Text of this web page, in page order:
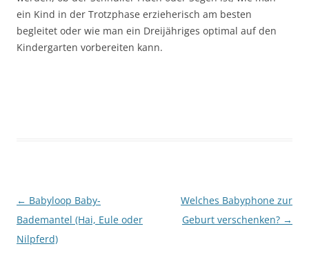
ein Kind in der Trotzphase erzieherisch am besten
begleitet oder wie man ein Dreijähriges optimal auf den
Kindergarten vorbereiten kann.
Beitragsnavigation
← Babyloop Baby-
Bademantel (Hai, Eule oder
Nilpferd)
Welches Babyphone zur
Geburt verschenken? →